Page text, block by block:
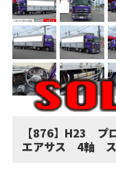
【876】H23 プ
エアサス 4軸 ス